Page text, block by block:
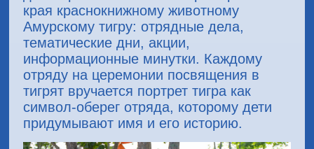
края краснокнижному животному
Амурскому тигру: отрядные дела,
тематические дни, акции,
информационные минутки. Каждому
отряду на церемонии посвящения в
тигрят вручается портрет тигра как
символ-оберег отряда, которому дети
придумывают имя и его историю.